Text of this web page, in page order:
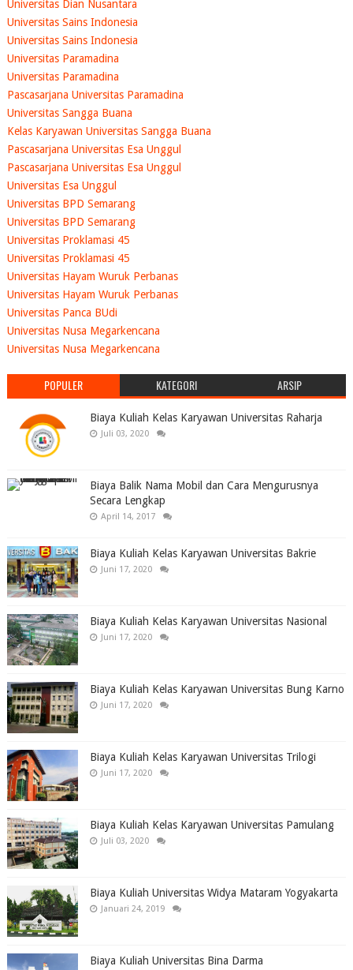
Universitas Dian Nusantara
Universitas Sains Indonesia
Universitas Sains Indonesia
Universitas Paramadina
Universitas Paramadina
Pascasarjana Universitas Paramadina
Universitas Sangga Buana
Kelas Karyawan Universitas Sangga Buana
Pascasarjana Universitas Esa Unggul
Pascasarjana Universitas Esa Unggul
Universitas Esa Unggul
Universitas BPD Semarang
Universitas BPD Semarang
Universitas Proklamasi 45
Universitas Proklamasi 45
Universitas Hayam Wuruk Perbanas
Universitas Hayam Wuruk Perbanas
Universitas Panca BUdi
Universitas Nusa Megarkencana
Universitas Nusa Megarkencana
POPULER KATEGORI ARSIP
Biaya Kuliah Kelas Karyawan Universitas Raharja
Juli 03, 2020
Biaya Balik Nama Mobil dan Cara Mengurusnya
Secara Lengkap
April 14, 2017
Biaya Kuliah Kelas Karyawan Universitas Bakrie
Juni 17, 2020
Biaya Kuliah Kelas Karyawan Universitas Nasional
Juni 17, 2020
Biaya Kuliah Kelas Karyawan Universitas Bung Karno
Juni 17, 2020
Biaya Kuliah Kelas Karyawan Universitas Trilogi
Juni 17, 2020
Biaya Kuliah Kelas Karyawan Universitas Pamulang
Juli 03, 2020
Biaya Kuliah Universitas Widya Mataram Yogyakarta
Januari 24, 2019
Biaya Kuliah Universitas Bina Darma